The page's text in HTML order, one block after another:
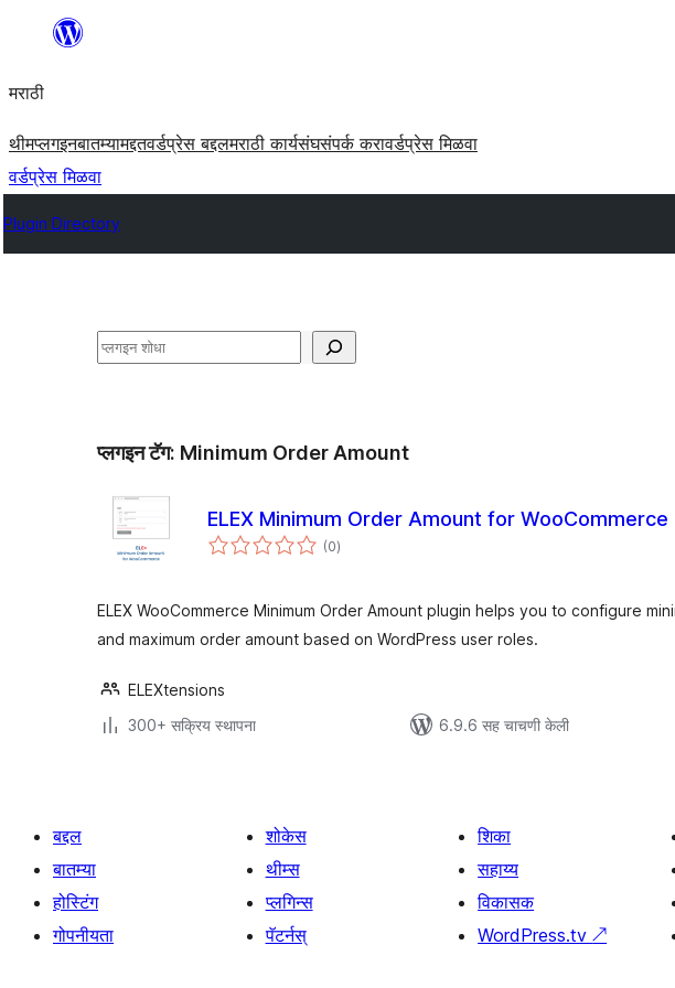
सामुग्रीवर
मराठी
थीमप्लगइनबातम्यामद्दतवर्डप्रेस बद्दलमराठी कार्यसंघसंपर्क करावर्डप्रेस मिळवा
वर्डप्रेस मिळवा
Plugin Directory
शोधा
प्लगइन टॅग: Minimum Order Amount
ELEX Minimum Order Amount for WooCommerce
(0एकूण
मूल्यांकन
)
ELEX WooCommerce Minimum Order Amount plugin helps you to configure
and maximum order amount based on WordPress user roles.
ELEXtensions
300+ सक्रिय स्थापना
6.9.6 सह चाचणी केली
बद्दल
बातम्या
होस्टिंग
गोपनीयता
शोकेस
थीम्स
प्लगिन्स
पॅटर्नस्
शिका
सहाय्य
विकासक
WordPress.tv↗